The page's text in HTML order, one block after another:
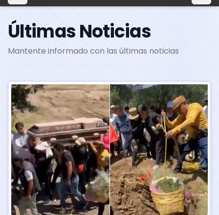
Últimas Noticias
Mantente informado con las últimas noticias